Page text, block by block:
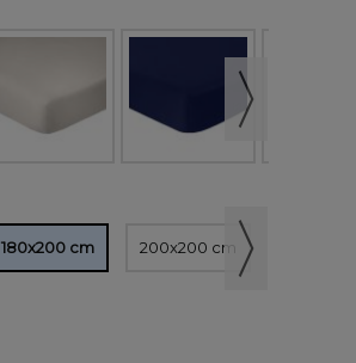
180x200 cm 200x200 cm